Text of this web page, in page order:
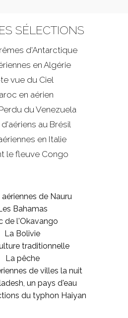
SÉLECTIONS
d'Antarctique
en Algérie
vue du Ciel
en aérien
du Venezuela
au Brésil
en Italie
le fleuve Congo
aériennes de Nauru
Bahamas
de l'Okavango
La Bolivie
traditionnelle
La pêche
de villes la nuit
un pays d'eau
du typhon Haiyan